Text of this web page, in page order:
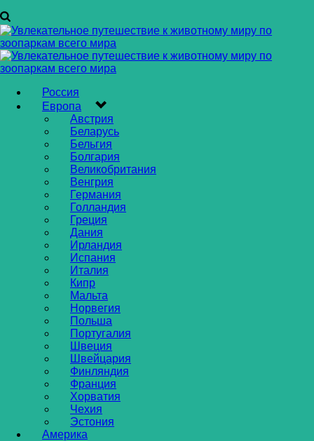
Россия
Европа
Австрия
Беларусь
Бельгия
Болгария
Великобритания
Венгрия
Германия
Голландия
Греция
Дания
Ирландия
Испания
Италия
Кипр
Мальта
Норвегия
Польша
Португалия
Швеция
Швейцария
Финляндия
Франция
Хорватия
Чехия
Эстония
Америка